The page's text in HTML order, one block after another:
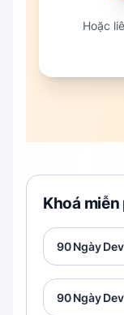
Hoặc
Khoá miễn
90 Ngày
90 Ngày